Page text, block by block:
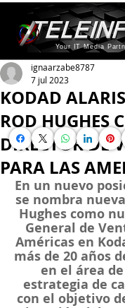
Your IT Media
KODAD
ROD HUGHES
DIRECTOR DE
PARA LAS
ignaarzabe8787
7 jul 2023
En un nuevo
se nombra
Hughes como
General de
Américas en
más de 20 años
en el área
estrategia de
con el objetivo